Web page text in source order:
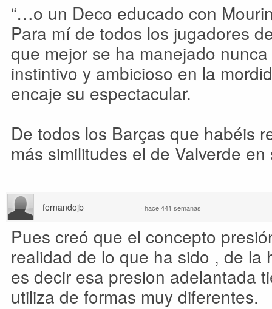
“…o un Deco educado con
Para mí de todos los jugadores
que mejor se ha manejado
instintivo y ambicioso en la
encaje su espectacular.
De todos los Barças que habéis
más similitudes el de Valverde
fernandojb · hace 441 semanas
Pues creó que el concepto
realidad de lo que ha sido , de la
es decir esa presion adelantada
utiliza de formas muy diferentes.